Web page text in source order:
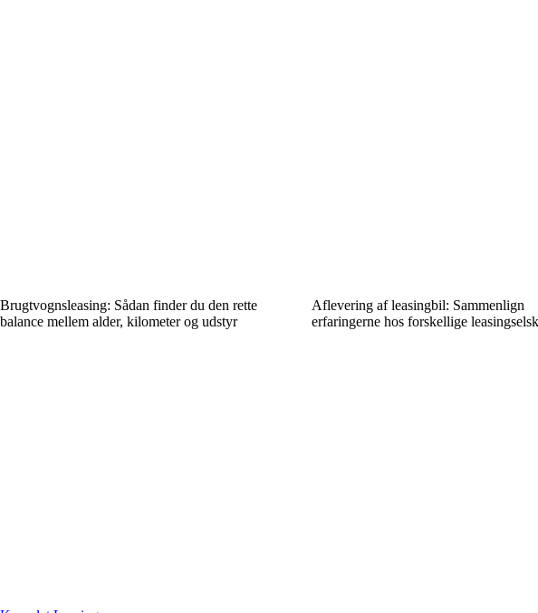
Brugtvognsleasing: Sådan finder du den rette
balance mellem alder, kilometer og udstyr
Aflevering af leasingbil: Sammenlign
erfaringerne hos forskellige